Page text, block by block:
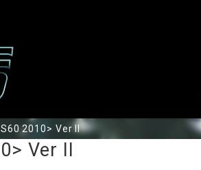
2010> Ver II
Ver II